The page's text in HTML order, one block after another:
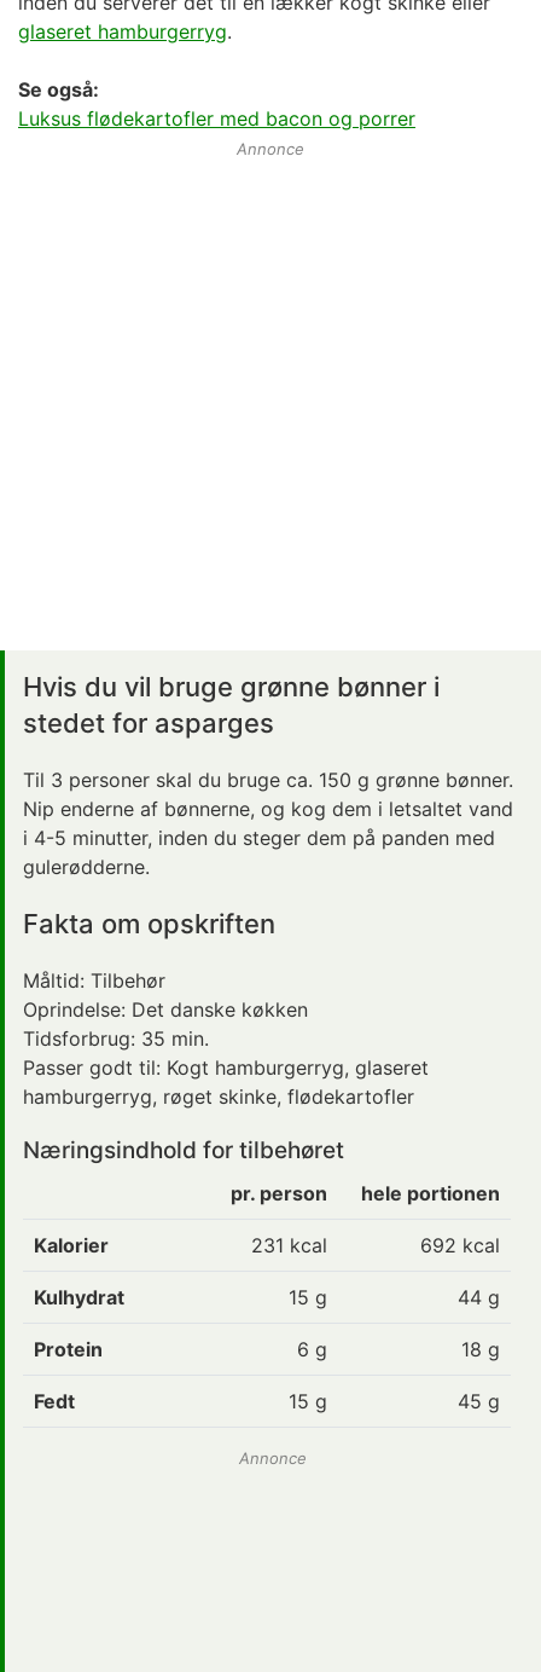
glaseret hamburgerryg.
Se også:
Luksus flødekartofler med bacon og porrer
Annonce
Hvis du vil bruge grønne bønner i
stedet for asparges
Til 3 personer skal du bruge ca. 150 g grønne bønner.
Nip enderne af bønnerne, og kog dem i letsaltet vand
i 4-5 minutter, inden du steger dem på panden med
gulerødderne.
Fakta om opskriften
Måltid: Tilbehør
Oprindelse: Det danske køkken
Tidsforbrug: 35 min.
Passer godt til: Kogt hamburgerryg, glaseret
hamburgerryg, røget skinke, flødekartofler
Næringsindhold for tilbehøret
pr. person hele portionen
Kalorier 231 kcal 692 kcal
Kulhydrat 15 g 44 g
Protein 6 g 18 g
Fedt 15 g 45 g
Annonce